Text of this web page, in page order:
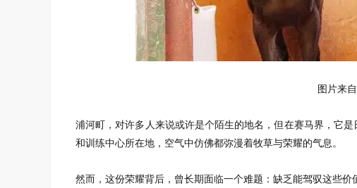
图片来
浦河町，对许多人来说或许是个陌生的地名，但在赛马界，它
和训练中心所在地，空气中仿佛都弥漫着牧草与荣耀的气息。
然而，这份荣耀背后，曾长期面临一个难题：缺乏能驾驭这些